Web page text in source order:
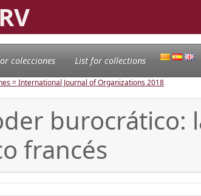
colecciones List for collections
= International Journal of Organizations2018
francés